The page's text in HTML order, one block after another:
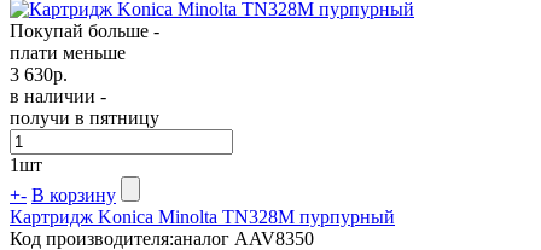
Покупай больше -
плати меньше
3 630р.
в наличии -
получи в пятницу
1шт
+- В корзину
Картридж Konica Minolta TN328M пурпурный
Код производителя:аналог AAV8350